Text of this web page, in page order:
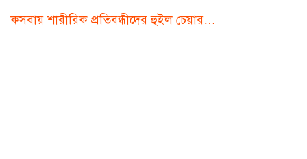
কসবায় শারীরিক প্রতিবন্ধীদের হুইল চেয়ার…